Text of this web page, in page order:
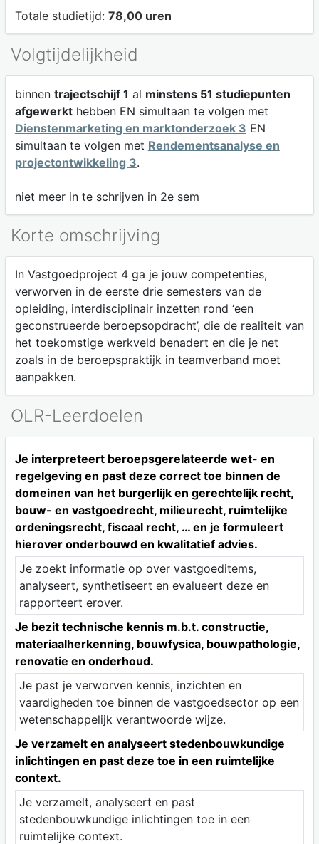
Totale studietijd: 78,00 uren
Volgtijdelijkheid
binnen trajectschijf 1 al minstens 51 studiepunten
afgewerkthebben EN simultaan te volgen met
Dienstenmarketing en marktonderzoek 3 EN
simultaan te volgen met Rendementsanalyse en
projectontwikkeling 3.
niet meer in te schrijven in 2e sem
Korte omschrijving
In Vastgoedproject 4 ga je jouw competenties,
verworven in de eerste drie semesters van de
opleiding, interdisciplinair inzetten rond ‘een
geconstrueerde beroepsopdracht’, die de realiteit van
het toekomstige werkveld benadert en die je net
zoals in de beroepspraktijk in teamverband moet
aanpakken.
OLR-Leerdoelen
Je interpreteert beroepsgerelateerde wet- en
regelgeving en past deze correct toe binnen de
domeinen van het burgerlijk en gerechtelijk recht,
bouw- en vastgoedrecht, milieurecht, ruimtelijke
ordeningsrecht, fiscaal recht, … en je formuleert
hierover onderbouwd en kwalitatief advies.
Je zoekt informatie op over vastgoeditems,
analyseert, synthetiseert en evalueert deze en
rapporteert erover.
Je bezit technische kennis m.b.t. constructie,
materiaalherkenning, bouwfysica, bouwpathologie,
renovatie en onderhoud.
Je past je verworven kennis, inzichten en
vaardigheden toe binnen de vastgoedsector op een
wetenschappelijk verantwoorde wijze.
Je verzamelt en analyseert stedenbouwkundige
inlichtingen en past deze toe in een ruimtelijke
context.
Je verzamelt, analyseert en past
stedenbouwkundige inlichtingen toe in een
ruimtelijke context.